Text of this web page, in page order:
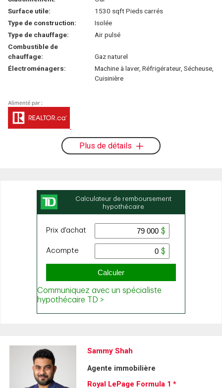
Surface utile:
1530 sqft Pieds carrés
Type de construction:
Isolée
Type de chauffage:
Air pulsé
Combustible de
chauffage:
Gaz naturel
Électroménagers:
Machine à laver, Réfrigérateur, Sécheuse,
Cuisinière
Plus de détails
Sammy Shah
Agente immobilière
Royal LePage Formula 1 *